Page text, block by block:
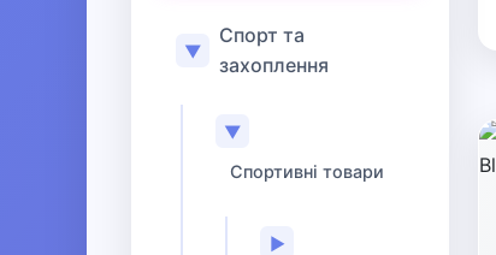
▼
Спорт та
захоплення
▼
Спортивні товари
▶